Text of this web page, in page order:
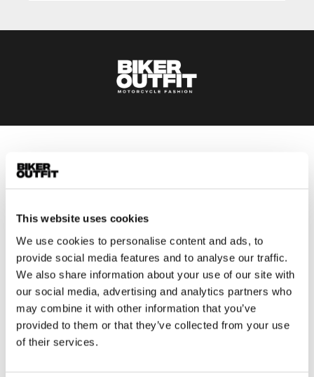
This website uses cookies
We use cookies to personalise content and ads, to
provide social media features and to analyse our traffic.
We also share information about your use of our site with
our social media, advertising and analytics partners who
may combine it with other information that you’ve
provided to them or that they’ve collected from your use
of their services.
Motorkleding heren
Motorbroek heren
Motorpak heren
Motorjeans heren
Motorhoodie heren
Motorhelm heren